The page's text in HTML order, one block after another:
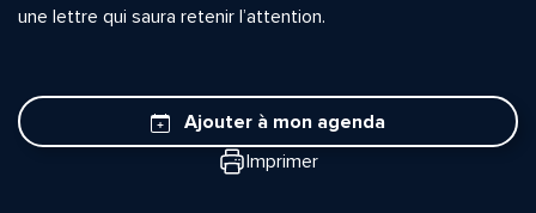
une lettre qui saura retenir l’attention.
Ajouter à mon agenda
Imprimer